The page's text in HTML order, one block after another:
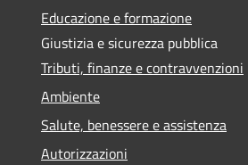
Educazione e formazione
Giustizia e sicurezza pubblica
Tributi, finanze e contravvenzioni
Ambiente
Salute, benessere e assistenza
Autorizzazioni